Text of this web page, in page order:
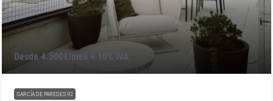
Desde 4.500€/mes + 10% IVA
GARCÍA DE PAREDES 92